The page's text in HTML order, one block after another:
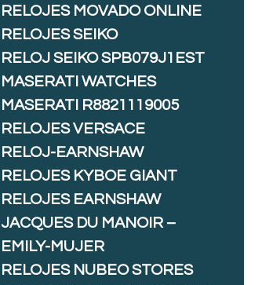
RELOJES MOVADO ONLINE
RELOJES SEIKO
RELOJ SEIKO SPB079J1EST
MASERATI WATCHES
MASERATI R8821119005
RELOJES VERSACE
RELOJ-EARNSHAW
RELOJES KYBOE GIANT
RELOJES EARNSHAW
JACQUES DU MANOIR –
EMILY-MUJER
RELOJES NUBEO STORES